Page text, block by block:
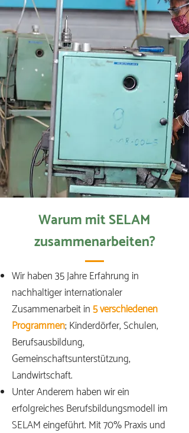
Warum mit SELAM
zusammenarbeiten?
Wir haben 35 Jahre Erfahrung in
nachhaltiger internationaler
Zusammenarbeit in5 verschiedenen
Programmen; Kinderdörfer, Schulen,
Berufsausbildung,
Gemeinschaftsunterstützung,
Landwirtschaft.
Unter Anderem haben wir ein
erfolgreiches Berufsbildungsmodell im
SELAM eingeführt. Mit 70% Praxis und